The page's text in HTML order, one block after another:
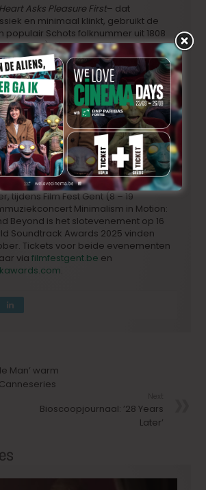
Asks Pleasure First– dat
en minimaal klinkt, gebruikt de
populair Schots folknummer uit 1808
Noo Awa). Als geen ander weet
verschillende genres en tijdperken
Welshe componist en musicoloog
deze combinatie van klanken
voor Wise Music Classical,
van Nymans 80ste verjaardag in
met zijn oren naar het
ogen naar de toekomst gericht.”
Days 2025
Days vinden dit jaar plaats van 14 tot
tijdens Film Fest Gent (8 – 19
Minimalism in Motion:
Beyond is het slotevenement op 16
Soundtrack Awards 2025 vinden
Tickets voor beide evenementen
viafilmfestgent.be en
.
Man’ warm
Bioscoopjournaal: ’28 Years
Later’